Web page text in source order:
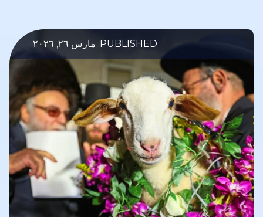
PUBLISHED: مارس ٢٦, ٢٠٢٦